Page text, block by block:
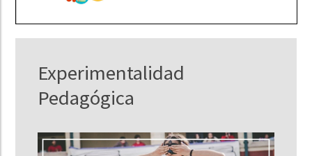
Experimentalidad
Pedagógica